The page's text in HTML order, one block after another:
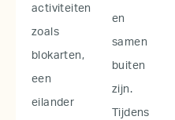
activiteiten
zoals
blokarten,
een
eilander
en
samen
buiten
zijn.
Tijdens